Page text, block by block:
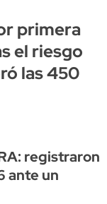
primera
el riesgo
las 450
registraron
ante un